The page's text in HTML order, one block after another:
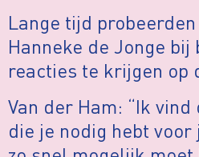
Lange tijd
Hanneke de Jonge bij
reacties te krijgen op
Van der Ham: “Ik
die je nodig hebt